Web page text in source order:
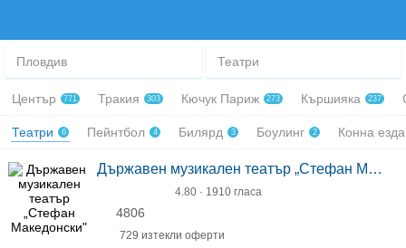
Пловдив Театри
Център 771 Тракия 303 Кючук Париж 273 Кършияка 237
Театри 6 Пейнтбол 4 Билярд 3 Боулинг 2 Конна
Държавен музикален театър „Стефан Македонски"
4.80 · 1910 гласа
4806
729 изтекли оферти